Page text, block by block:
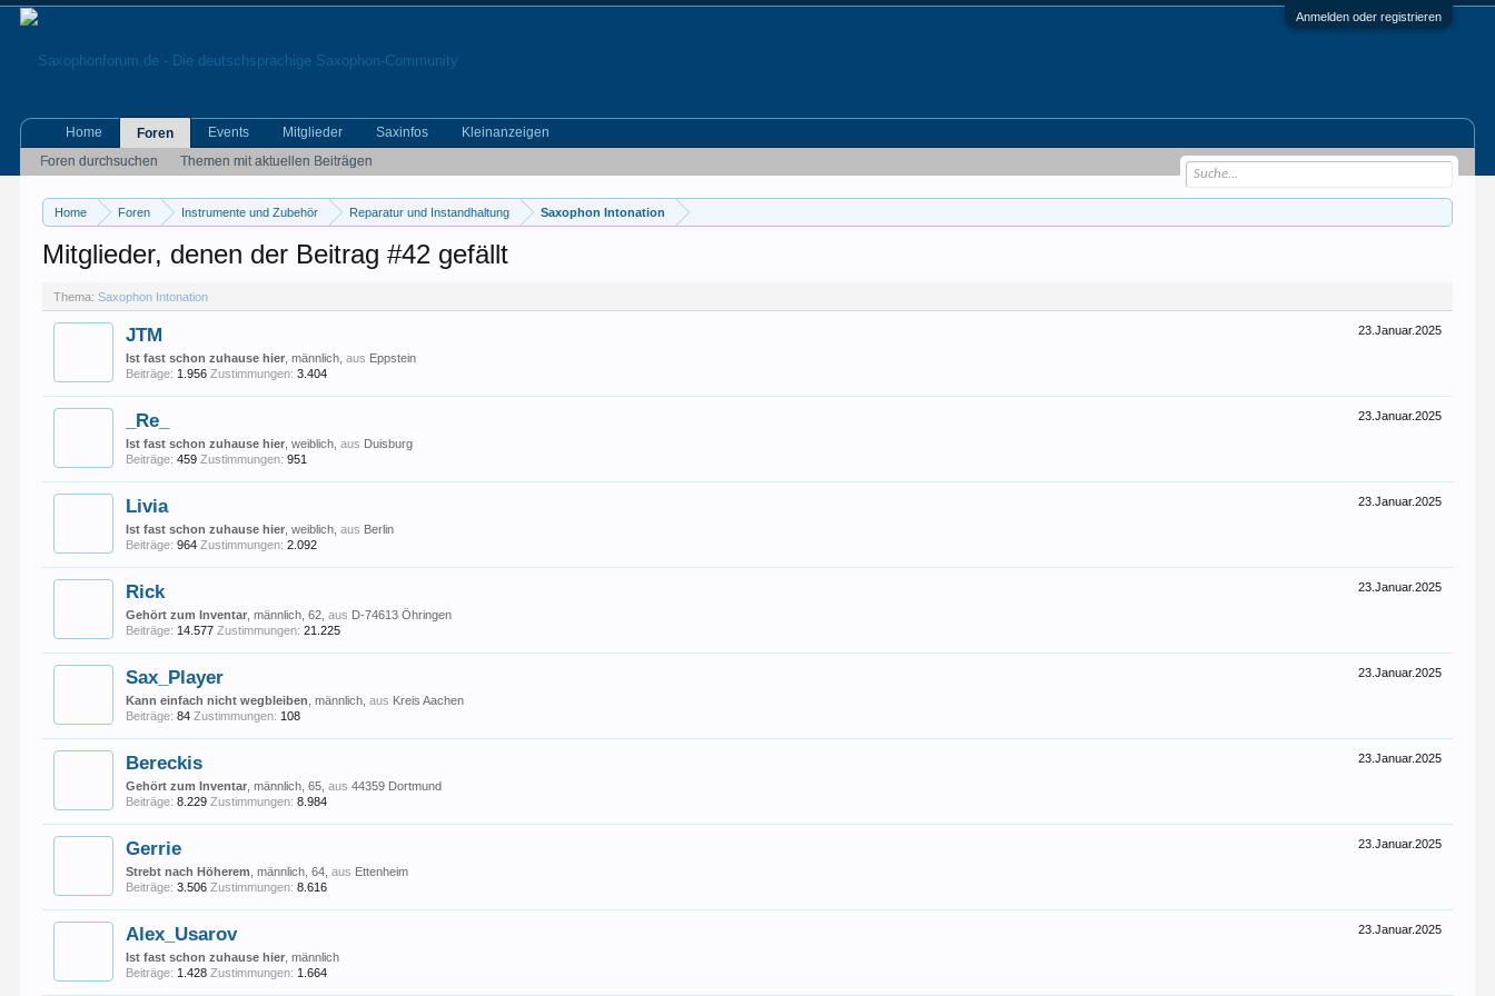
Anmelden oder registrieren
Home Foren Instrumente und Zubehör Reparatur und Instandhaltung Saxophon Intonation
Mitglieder, denen der Beitrag #42 gefällt
Thema: Saxophon Intonation
23.Januar.2025
JTM
Ist fast schon zuhause hier , männlich,aus Eppstein
Beiträge: 1.956 Zustimmungen: 3.404
23.Januar.2025
_Re_
Ist fast schon zuhause hier , weiblich,aus Duisburg
Beiträge: 459 Zustimmungen: 951
23.Januar.2025
Livia
Ist fast schon zuhause hier , weiblich,aus Berlin
Beiträge: 964 Zustimmungen: 2.092
23.Januar.2025
Rick
Gehört zum Inventar , männlich, 62,aus D-74613 Öhringen
Beiträge: 14.577 Zustimmungen: 21.225
23.Januar.2025
Sax_Player
Kann einfach nicht wegbleiben , männlich,aus Kreis Aachen
Beiträge: 84 Zustimmungen: 108
23.Januar.2025
Bereckis
Gehört zum Inventar , männlich, 65,aus 44359 Dortmund
Beiträge: 8.229 Zustimmungen: 8.984
23.Januar.2025
Gerrie
Strebt nach Höherem , männlich, 64,aus Ettenheim
Beiträge: 3.506 Zustimmungen: 8.616
23.Januar.2025
Alex_Usarov
Ist fast schon zuhause hier , männlich
Beiträge: 1.428 Zustimmungen: 1.664
Home
Foren
Foren durchsuchen
Themen mit aktuellen Beiträgen
Events Mitglieder Saxinfos Kleinanzeigen